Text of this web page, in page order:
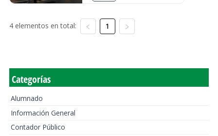
4 elementos en total: 1
Categorías
Alumnado
Información General
Contador Público